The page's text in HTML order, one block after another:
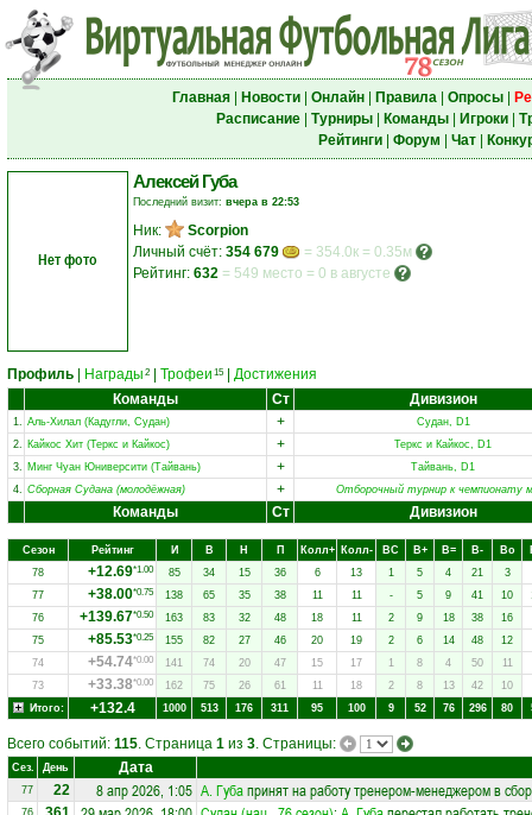
Главная| Новости| Онлайн| Правила| Опросы|
Расписание| Турниры| Команды| Игроки|
Рейтинги| Форум Чат|
Нет фото
Алексей Губа
Последний визит: вчера в 22:53
Ник:
Scorpion
Личный счёт: 354 679
= 354.0к = 0.35м
Рейтинг: 632 = 549 место = 0 в августе
Профиль Награды 2 Трофеи 15
Достижения
Команды
Ст Дивизион
1. Аль-Хилал (Кадугли, Судан) +
Судан, D1
2. Кайкос Хит (Теркс и Кайкос) +
Теркс и Кайкос, D1
3. Минг Чуан Юниверсити (Тайвань) +
Тайвань, D1
4. Сборная Судана (молодёжная) + Отборочный турнир к чемпионату
Команды Ст Дивизион
Сезон Рейтинг И В Н П Колл+ Колл- ВC В+ В= В- Вo
78
+12.69*1.00 85 34 15 36 6 13 1 5 4 21
3
77
+38.00*0.75 138 65 35 38 11 11 - 5 9 41 10
76
+139.67*0.50 163 83 32 48 18 11 2 9 18 38
16
75
+85.53*0.25 155 82 27 46 20 19 2 6 14 48
12
74
+54.74*0.00 141 74 20 47 15 17 1 8 4 50
11
73
+33.38*0.00 162 75 26 61 11 18 2 8 13 42
10
Итого:
+132.4 1000 513 176 311 95 100 9 52 76 296 80
Всего событий: 115. Страница 1 из 3. Страницы:
Сез. День Дата
77 22 8 апр 2026, 1:05 А. Губапринят на работу тренером-менеджером в
76